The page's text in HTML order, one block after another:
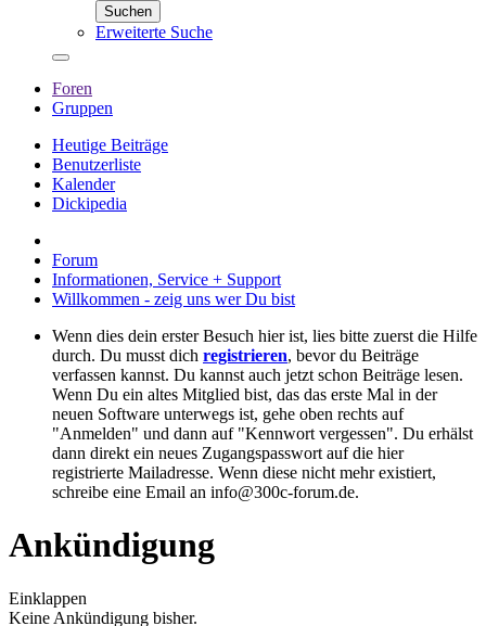
Suchen
Erweiterte Suche
Foren
Gruppen
Heutige Beiträge
Benutzerliste
Kalender
Dickipedia
Forum
Informationen, Service + Support
Willkommen - zeig uns wer Du bist
Wenn dies dein erster Besuch hier ist, lies bitte zuerst die Hilfe
durch. Du musst dich registrieren, bevor du Beiträge
verfassen kannst. Du kannst auch jetzt schon Beiträge lesen.
Wenn Du ein altes Mitglied bist, das das erste Mal in der
neuen Software unterwegs ist, gehe oben rechts auf
"Anmelden" und dann auf "Kennwort vergessen". Du erhälst
dann direkt ein neues Zugangspasswort auf die hier
registrierte Mailadresse. Wenn diese nicht mehr existiert,
schreibe eine Email an info@300c-forum.de.
Ankündigung
Einklappen
Keine Ankündigung bisher.